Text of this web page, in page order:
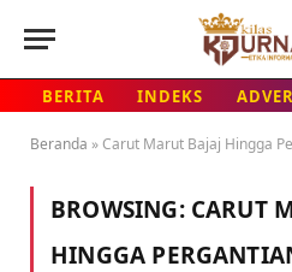
BERITA INDEKS
Beranda »Carut Marut Bajaj Hingga
BROWSING: CARUT
HINGGA